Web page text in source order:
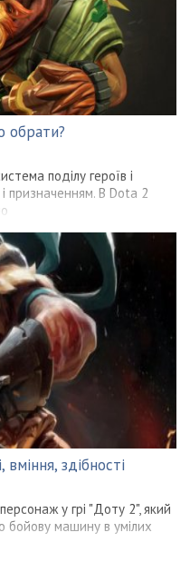
обрати?
поділу героїв і
призначенням. В Dota 2
здібності
у грі "Доту 2", який
машину в умілих